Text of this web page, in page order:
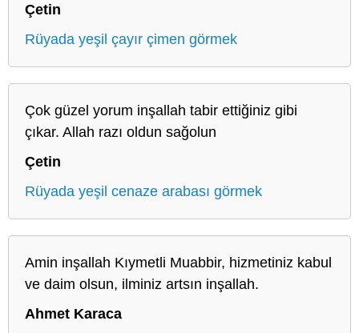
Çetin
Rüyada yeşil çayır çimen görmek
Çok güzel yorum inşallah tabir ettiğiniz gibi
çıkar. Allah razı oldun sağolun
Çetin
Rüyada yeşil cenaze arabası görmek
Amin inşallah Kıymetli Muabbir, hizmetiniz kabul
ve daim olsun, ilminiz artsın inşallah.
Ahmet Karaca